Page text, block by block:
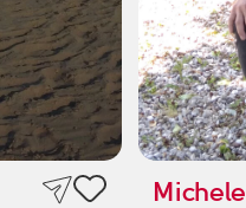
Michele